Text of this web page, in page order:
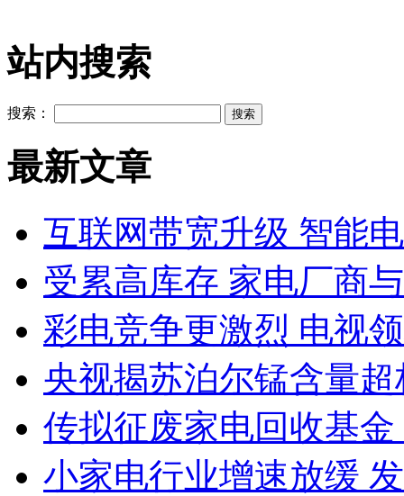
站内搜索
搜索：
最新文章
互联网带宽升级 智能
受累高库存 家电厂商
彩电竞争更激烈 电视
央视揭苏泊尔锰含量
传拟征废家电回收基金
小家电行业增速放缓